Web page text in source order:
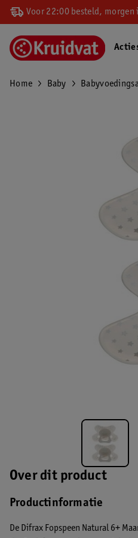
Voor 22:00 besteld, morgen
Home Baby
Over dit product
Productinformatie
De Difrax Fopspeen Natural 6+